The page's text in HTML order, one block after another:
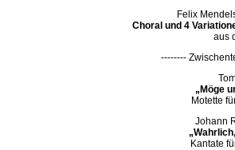
Felix
Choral und 4
aus
--------
„Möge
Motette
Johann
Kantate